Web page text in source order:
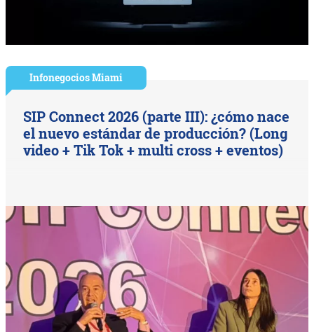
Infonegocios Miami
SIP Connect 2026 (parte III): ¿cómo nace
el nuevo estándar de producción? (Long
video + Tik Tok + multi cross + eventos)